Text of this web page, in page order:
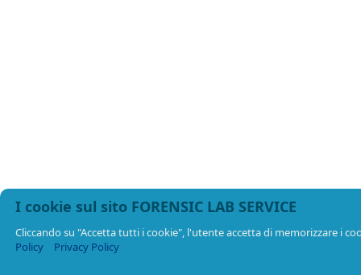
I cookie sul sito FORENSIC LAB SERVICE
Cliccando su "Accetta tutti i cookie", l'utente accetta di memorizzare i
Policy
Privacy Policy